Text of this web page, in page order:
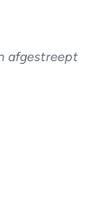
afgestreept